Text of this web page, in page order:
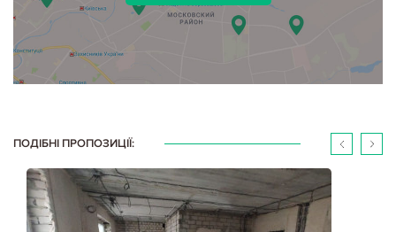
ПОДІБНІ ПРОПОЗИЦІЇ: